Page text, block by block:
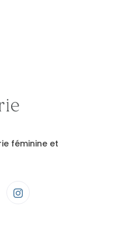
féminine et